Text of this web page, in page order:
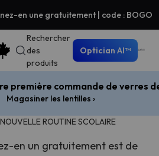
en une gratuitement | code : BOGO
Rechercher
des
produits
Optician AI™
première commande de verres
Magasiner les lentilles ›
ROUTINE SCOLAIRE
en un gratuitement est de